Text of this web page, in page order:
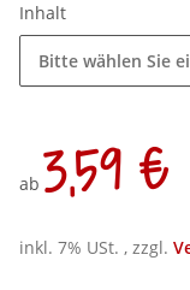
Inhalt
Bitte wählen Sie
ab 3,59 €
inkl. 7% USt. , zzgl.